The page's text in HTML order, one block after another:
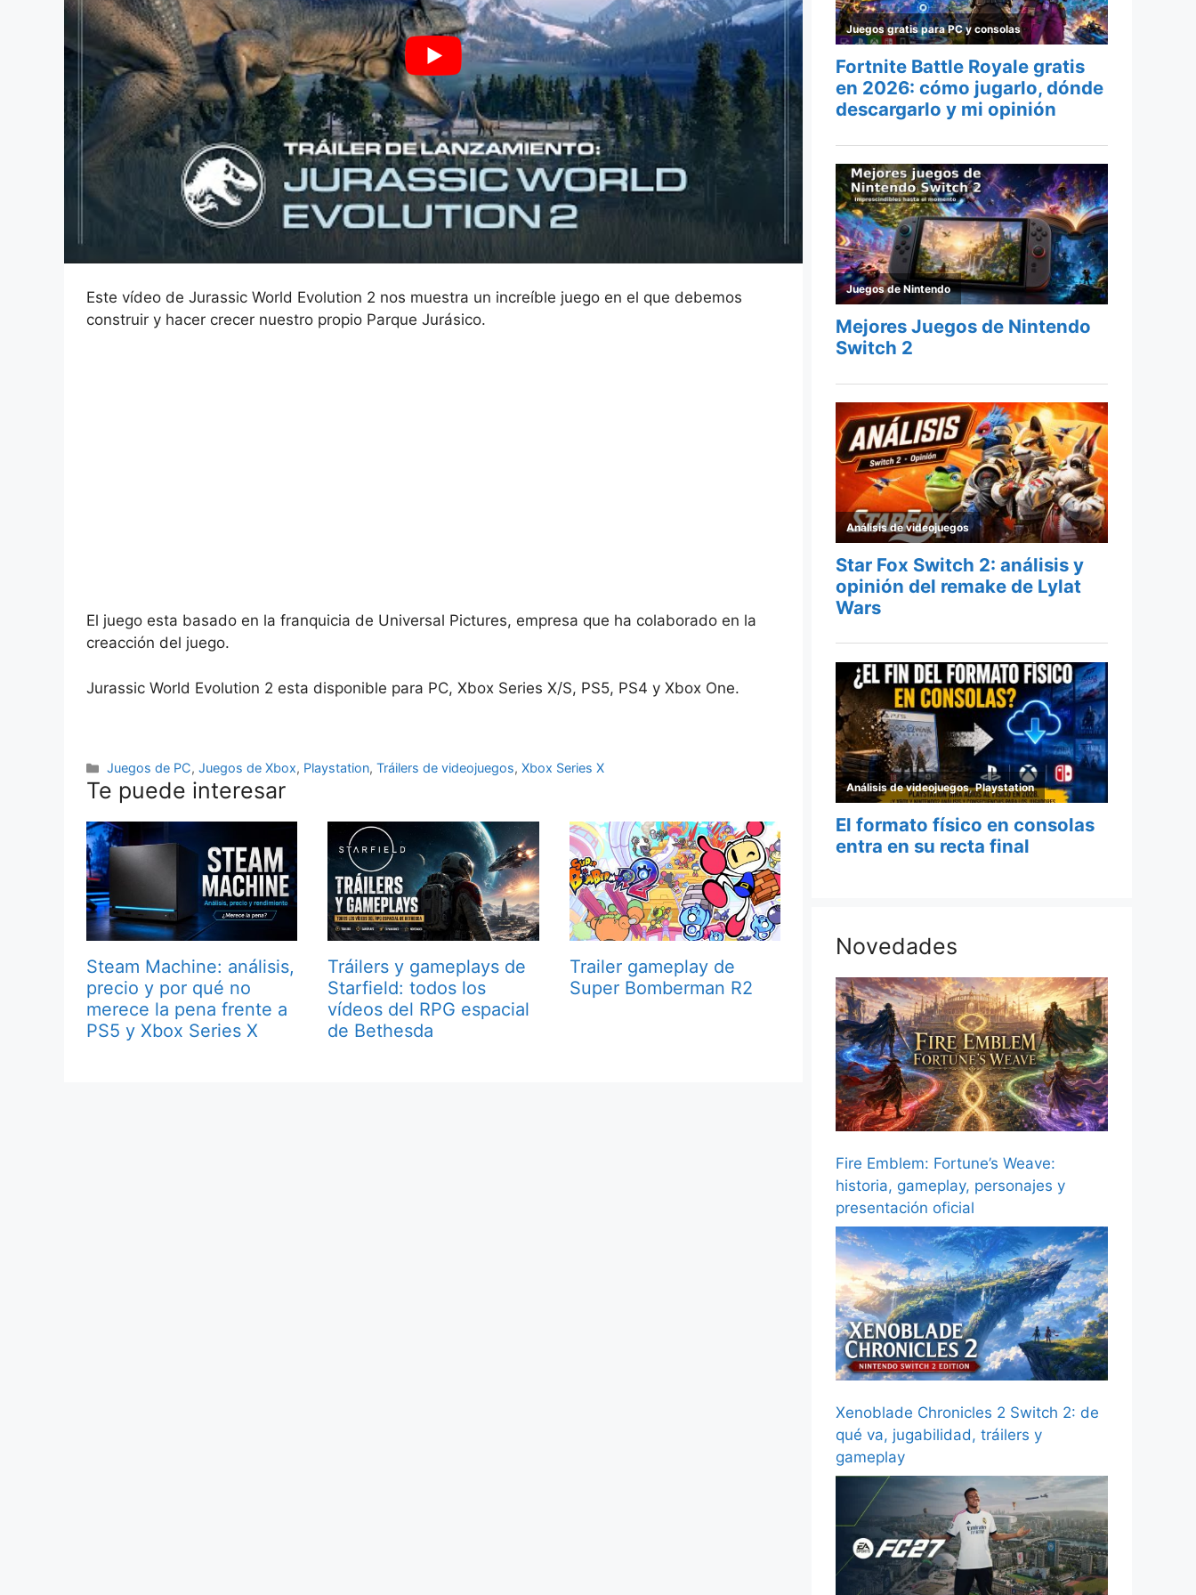
Este vídeo de Jurassic World Evolution 2 nos muestra un increíble juego en el que debemos
construir y hacer crecer nuestro propio Parque Jurásico.
El juego esta basado en la franquicia de Universal Pictures, empresa que ha colaborado en la
creacción del juego.
Jurassic World Evolution 2 esta disponible para PC, Xbox Series X/S, PS5, PS4 y Xbox One.
Categorías
Juegos de PC,Juegos de Xbox, Playstation,Tráilers de videojuegos,Xbox Series X
Te puede interesar
Steam Machine: análisis,
precio y por qué no
merece la pena frente a
PS5 y Xbox Series X
Tráilers y gameplays de
Starfield: todos los
vídeos del RPG espacial
de Bethesda
Trailer gameplay de
Super Bomberman R2
Novedades
Fire Emblem: Fortune’s Weave:
historia, gameplay, personajes y
presentación oficial
Xenoblade Chronicles 2 Switch 2: de
qué va, jugabilidad, tráilers y
gameplay